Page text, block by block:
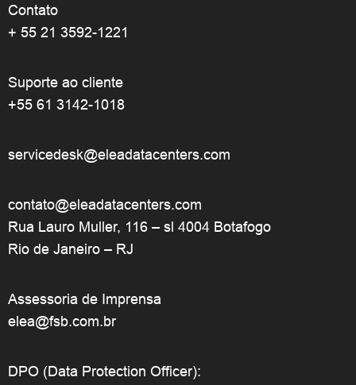
Contato
+ 55 21 3592-1221
Suporte ao cliente
+55 61 3142-1018
servicedesk@eleadatacenters.com
contato@eleadatacenters.com
Rua Lauro Muller, 116 – sl 4004 Botafogo
Rio de Janeiro – RJ
Assessoria de Imprensa
elea@fsb.com.br
DPO (Data Protection Officer):